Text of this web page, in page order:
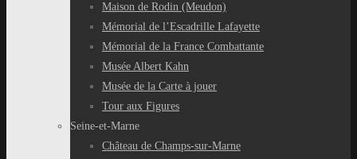
Maison de Rodin (Meudon)
Mémorial de l’Escadrille Lafayette
Mémorial de la France Combattante
Musée Albert Kahn
Musée de la Carte à jouer
Tour aux Figures
Seine-et-Marne
Château de Champs-sur-Marne